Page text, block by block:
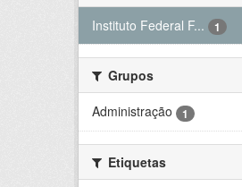
Instituto Federal F...
1
Grupos
Administração
1
Etiquetas